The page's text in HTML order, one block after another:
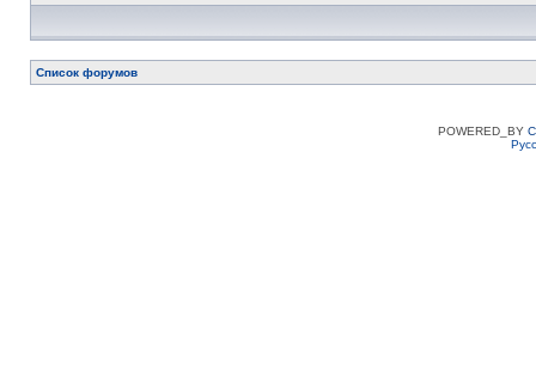
Список форумов
POWERED_BY